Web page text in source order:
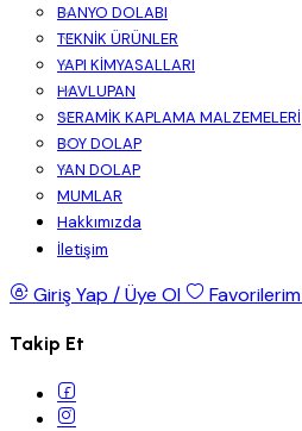
BANYO DOLABI
TEKNİK ÜRÜNLER
YAPI KİMYASALLARI
HAVLUPAN
SERAMİK KAPLAMA MALZEMELERİ
BOY DOLAP
YAN DOLAP
MUMLAR
Hakkımızda
İletişim
Giriş Yap / Üye Ol Favorilerim
Takip Et